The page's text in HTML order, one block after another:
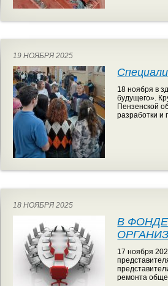
19 НОЯБРЯ 2025
18 ноября в
будущего».
Пензенской
разработки
18 НОЯБРЯ 2025
В
17 ноября
ремонта